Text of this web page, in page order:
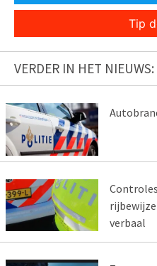
Tip
VERDER IN HET NIEUWS:
verbaal